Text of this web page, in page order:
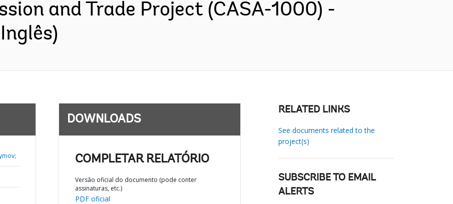
and Trade Project (CASA-1000) -
DOWNLOADS
COMPLETAR RELATÓRIO
Versão oficial do documento (pode conter
assinaturas, etc.)
PDF oficial
RELATED LINKS
See documents related to the
project(s)
SUBSCRIBE TO EMAIL
ALERTS